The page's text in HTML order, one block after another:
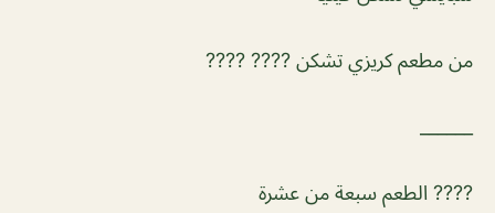
من مطعم كريزي تشكن ???? ????
???? الطعم سبعة من عشرة